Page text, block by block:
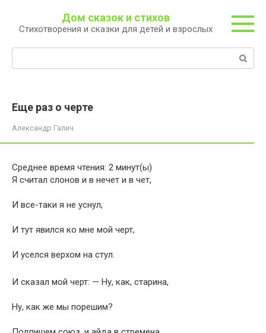
контенту
Дом сказок и стихов
Стихотворения и сказки для детей и взрослых
Еще раз о черте
Александр Галич
Среднее время чтения: 2 минут(ы)
Я считал слонов и в нечет и в чет,
И все-таки я не уснул,
И тут явился ко мне мой черт,
И уселся верхом на стул.
И сказал мой черт: — Ну, как, старина,
Ну, как же мы порешим?